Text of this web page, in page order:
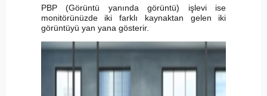
PBP (Görüntü yanında görüntü) işlevi ise
monitörünüzde iki farklı kaynaktan gelen iki
görüntüyü yan yana gösterir.